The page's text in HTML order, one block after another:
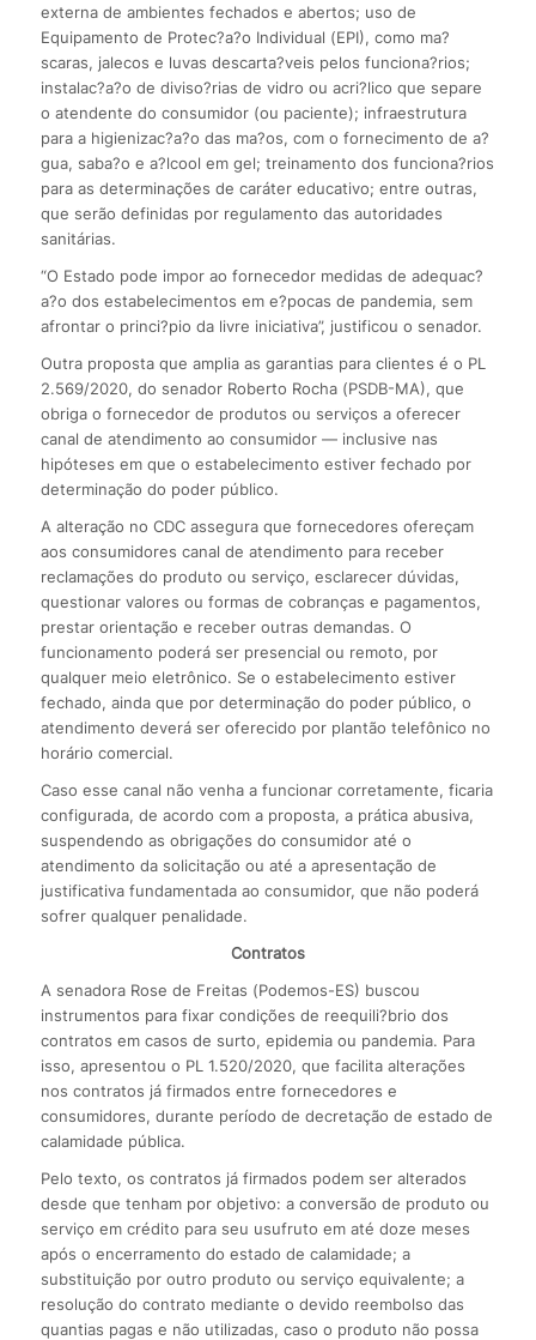
externa de ambientes fechados e abertos; uso de
Equipamento de Protec?a?o Individual (EPI), como ma?
scaras, jalecos e luvas descarta?veis pelos funciona?rios;
instalac?a?o de diviso?rias de vidro ou acri?lico que separe
o atendente do consumidor (ou paciente); infraestrutura
para a higienizac?a?o das ma?os, com o fornecimento de a?
gua, saba?o e a?lcool em gel; treinamento dos funciona?rios
para as determinações de caráter educativo; entre outras,
que serão definidas por regulamento das autoridades
sanitárias.
“O Estado pode impor ao fornecedor medidas de adequac?
a?o dos estabelecimentos em e?pocas de pandemia, sem
afrontar o princi?pio da livre iniciativa”, justificou o senador.
Outra proposta que amplia as garantias para clientes é o PL
2.569/2020, do senador Roberto Rocha (PSDB-MA), que
obriga o fornecedor de produtos ou serviços a oferecer
canal de atendimento ao consumidor — inclusive nas
hipóteses em que o estabelecimento estiver fechado por
determinação do poder público.
A alteração no CDC assegura que fornecedores ofereçam
aos consumidores canal de atendimento para receber
reclamações do produto ou serviço, esclarecer dúvidas,
questionar valores ou formas de cobranças e pagamentos,
prestar orientação e receber outras demandas. O
funcionamento poderá ser presencial ou remoto, por
qualquer meio eletrônico. Se o estabelecimento estiver
fechado, ainda que por determinação do poder público, o
atendimento deverá ser oferecido por plantão telefônico no
horário comercial.
Caso esse canal não venha a funcionar corretamente, ficaria
configurada, de acordo com a proposta, a prática abusiva,
suspendendo as obrigações do consumidor até o
atendimento da solicitação ou até a apresentação de
justificativa fundamentada ao consumidor, que não poderá
sofrer qualquer penalidade.
Contratos
A senadora Rose de Freitas (Podemos-ES) buscou
instrumentos para fixar condições de reequili?brio dos
contratos em casos de surto, epidemia ou pandemia. Para
isso, apresentou o PL 1.520/2020, que facilita alterações
nos contratos já firmados entre fornecedores e
consumidores, durante período de decretação de estado de
calamidade pública.
Pelo texto, os contratos já firmados podem ser alterados
desde que tenham por objetivo: a conversão de produto ou
serviço em crédito para seu usufruto em até doze meses
após o encerramento do estado de calamidade; a
substituição por outro produto ou serviço equivalente; a
resolução do contrato mediante o devido reembolso das
quantias pagas e não utilizadas, caso o produto não possa